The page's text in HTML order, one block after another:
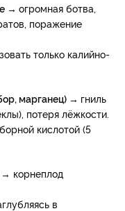
→ огромная ботва,
поражение
только калийно-
марганец) → гниль
потеря лёжкости.
кислотой (5
→ корнеплод
в